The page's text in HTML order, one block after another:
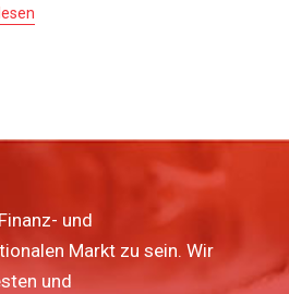
und
Markt zu sein. Wir
und